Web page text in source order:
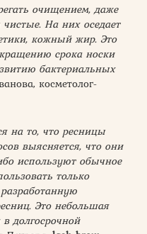
очищением, даже
На них оседает
кожный жир. Это
срока носки
бактериальных
косметолог-
на то, что ресницы
выясняется, что они
используют обычное
только
Это небольшая
долгосрочной